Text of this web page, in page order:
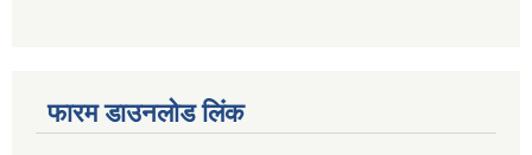
फारम डाउनलोड लिंक